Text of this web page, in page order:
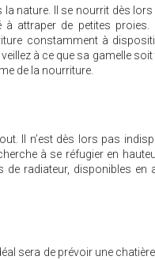
la nature. Il se nourrit dès
à attraper de petites
constamment à
à ce que sa gamelle
de la nourriture.
Il n’est dès lors pas
à se réfugier en
radiateur, disponibles en
sera de prévoir une